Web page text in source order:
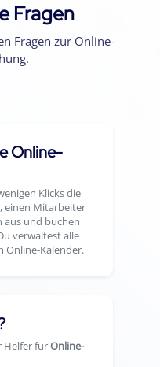
Fragen
Fragen zur Online-
Online-
Klicks die
einen Mitarbeiter
aus und buchen
verwaltest alle
Online-Kalender.
Helfer fürOnline-